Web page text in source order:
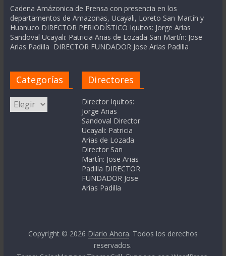
Cadena Amázonica de Prensa con presencia en los
departamentos de Amazonas, Ucayali, Loreto San Martín y
Huanuco DIRECTOR PERIODÍSTICO Iquitos: Jorge Arias
Sandoval Ucayali: Patricia Arias de Lozada San Martín: Jose
Arias Padilla DIRECTOR FUNDADOR Jose Arias Padilla
Categorías
Categorías
Directores
Director Iquitos:
Jorge Arias
Sandoval Director
Ucayali: Patricia
Arias de Lozada
Director San
Martín: Jose Arias
Padilla DIRECTOR
FUNDADOR Jose
Arias Padilla
Copyright © 2026 Diario Ahora. Todos los derechos
reservados.